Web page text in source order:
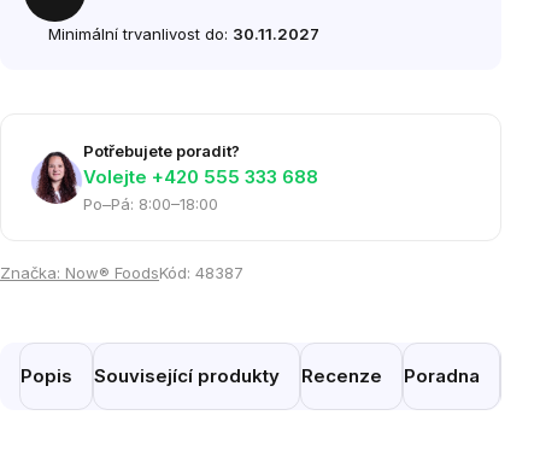
Minimální trvanlivost do: 30.11.2027
Potřebujete poradit?
Volejte ‭+420 555 333 688
Po–Pá: 8:00–18:00
Značka: Now® FoodsKód: 48387
Popis Související produkty Recenze Poradna